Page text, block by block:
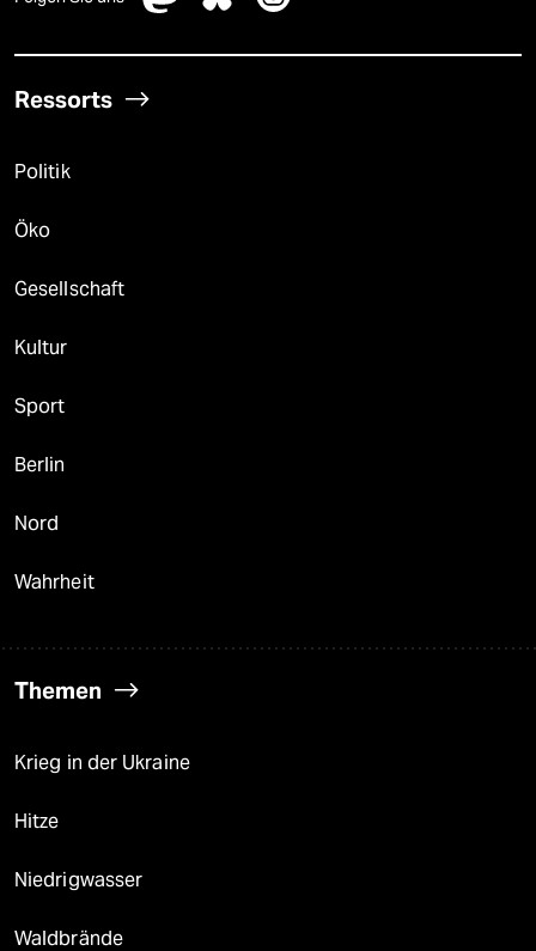
Ressorts
Politik
Öko
Gesellschaft
Kultur
Sport
Berlin
Nord
Wahrheit
Themen
Krieg in der Ukraine
Hitze
Niedrigwasser
Waldbrände